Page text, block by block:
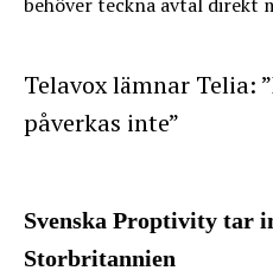
Telavox lämnar Telia:
påverkas inte”
Svenska Proptivity tar
Storbritannien